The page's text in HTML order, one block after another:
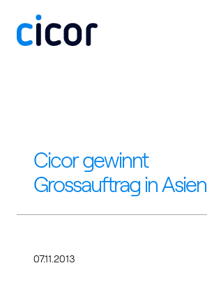
Cicor gewinnt
Grossauftrag in Asien
07.11.2013